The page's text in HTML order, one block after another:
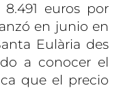
euros por
en junio en
Eulària des
a conocer el
que el precio